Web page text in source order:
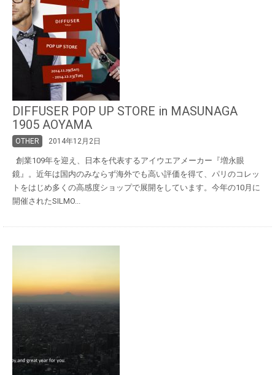
DIFFUSER POP UP STORE in MASUNAGA
1905 AOYAMA
OTHER 2014年12月2日
創業109年を迎え、日本を代表するアイウエアメーカー『増永眼
鏡』。近年は国内のみならず海外でも高い評価を得て、パリのコレッ
トをはじめ多くの高感度ショップで展開をしています。今年の10月に
開催されたSILMO...